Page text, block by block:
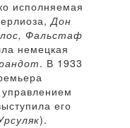
исполняемая
Дон
Фальстаф
немецкая
. В 1933
его
).